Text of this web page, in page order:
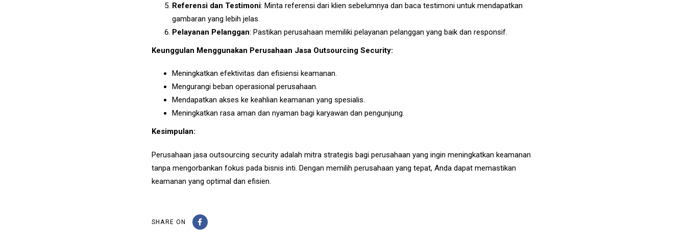
Referensi dan Testimoni: Minta referensi dari klien sebelumnya dan baca testimoni untuk mendapatkan
gambaran yang lebih jelas.
Pelayanan Pelanggan: Pastikan perusahaan memiliki pelayanan pelanggan yang baik dan responsif.
Keunggulan Menggunakan Perusahaan Jasa Outsourcing Security:
Meningkatkan efektivitas dan efisiensi keamanan.
Mengurangi beban operasional perusahaan.
Mendapatkan akses ke keahlian keamanan yang spesialis.
Meningkatkan rasa aman dan nyaman bagi karyawan dan pengunjung.
Kesimpulan:
Perusahaan jasa outsourcing security adalah mitra strategis bagi perusahaan yang ingin meningkatkan keamanan
tanpa mengorbankan fokus pada bisnis inti. Dengan memilih perusahaan yang tepat, Anda dapat memastikan
keamanan yang optimal dan efisien.
SHARE ON